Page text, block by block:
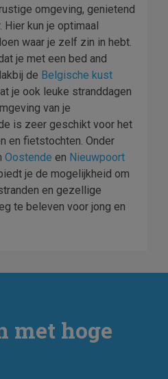
omgeving, genietend
kun je optimaal
waar je zelf zin in hebt.
je met een bed and
de Belgische kust
je ook leuke stranddagen
van je
is zeer geschikt voor het
en fietstochten. Onder
Oostende en Nieuwpoort
je de mogelijkheid om
en gezellige
te beleven voor jong en
met hoge